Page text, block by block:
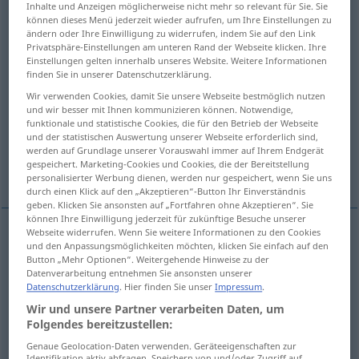
Übersicht aller Übersetzungen
(Für mehr Details die Übersetzung anklicken/antippen)
pagina facciata parte
Weitere Beispiele...
latom Seite
direzionef SeiteRichtung
Inhalte und Anzeigen möglicherweise nicht mehr so relevant für Sie. Sie
können dieses Menü jederzeit wieder aufrufen, um Ihre Einstellungen zu
ändern oder Ihre Einwilligung zu widerrufen, indem Sie auf den Link
Privatsphäre-Einstellungen am unteren Rand der Webseite klicken. Ihre
Einstellungen gelten innerhalb unseres Website. Weitere Informationen
finden Sie in unserer Datenschutzerklärung.
Wir verwenden Cookies, damit Sie unsere Webseite bestmöglich nutzen
und wir besser mit Ihnen kommunizieren können. Notwendige,
funktionale und statistische Cookies, die für den Betrieb der Webseite
und der statistischen Auswertung unserer Webseite erforderlich sind,
werden auf Grundlage unserer Vorauswahl immer auf Ihrem Endgerät
gespeichert. Marketing-Cookies und Cookies, die der Bereitstellung
personalisierter Werbung dienen, werden nur gespeichert, wenn Sie uns
durch einen Klick auf den „Akzeptieren“-Button Ihr Einverständnis
geben. Klicken Sie ansonsten auf „Fortfahren ohne Akzeptieren“. Sie
können Ihre Einwilligung jederzeit für zukünftige Besuche unserer
Webseite widerrufen. Wenn Sie weitere Informationen zu den Cookies
und den Anpassungsmöglichkeiten möchten, klicken Sie einfach auf den
Button „Mehr Optionen“. Weitergehende Hinweise zu der
Datenverarbeitung entnehmen Sie ansonsten unserer
Datenschutzerklärung. Hier finden Sie unserImpressum.
Wir und unsere Partner verarbeiten Daten, um
Folgendes bereitzustellen:
Genaue Geolocation-Daten verwenden. Geräteeigenschaften zur